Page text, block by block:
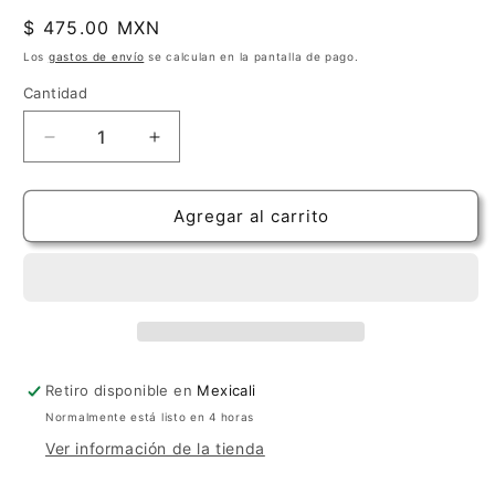
Precio
habitual
$ 475.00 MXN
Los gastos de envío se calculan en la pantalla de pago.
Cantidad
Cantidad
Reducir
cantidad
para
Cantiga
Aumentar
cantidad
para
Savarez
Cantiga
Agregar al carrito
Retiro disponible en Mexicali
Normalmente está listo en 4 horas
Ver información de la tienda